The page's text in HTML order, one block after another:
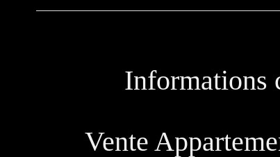
Informations
Vente